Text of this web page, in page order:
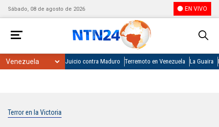
Sábado, 08 de agosto de 2026 EN VIVO
Juicio contra Maduro Terremoto en Venezuela La Guaira
Terror en la Victoria